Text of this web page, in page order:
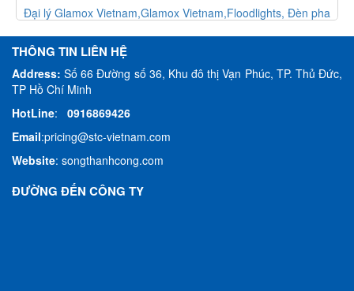
Đại lý Glamox Vietnam,Glamox Vietnam,Floodlights, Đèn pha
THÔNG TIN LIÊN HỆ
Address:Số 66 Đường số 36, Khu đô thị Vạn Phúc, TP. Thủ Đức,
TP Hồ Chí Minh
HotLine: 0916869426
Email:pricing@stc-vietnam.com
Website: songthanhcong.com
ĐƯỜNG ĐẾN CÔNG TY